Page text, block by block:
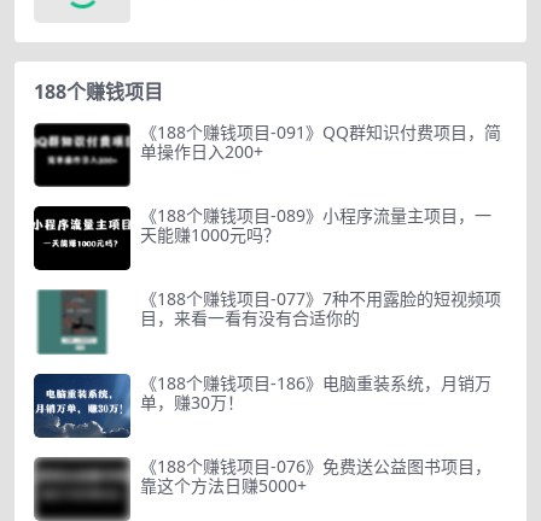
188个赚钱项目
《188个赚钱项目-091》QQ群知识付费项目，简
单操作日入200+
《188个赚钱项目-089》小程序流量主项目，一
天能赚1000元吗？
《188个赚钱项目-077》7种不用露脸的短视频项
目，来看一看有没有合适你的
《188个赚钱项目-186》电脑重装系统，月销万
单，赚30万！
《188个赚钱项目-076》免费送公益图书项目，
靠这个方法日赚5000+